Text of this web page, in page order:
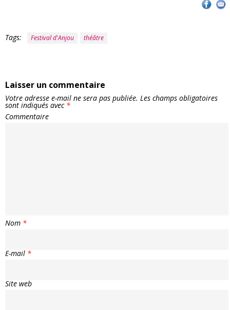
Tags: Festival d'Anjou théâtre
Laisser un commentaire
Votre adresse e-mail ne sera pas publiée. Les champs obligatoires
sont indiqués avec *
Commentaire
Nom *
E-mail *
Site web